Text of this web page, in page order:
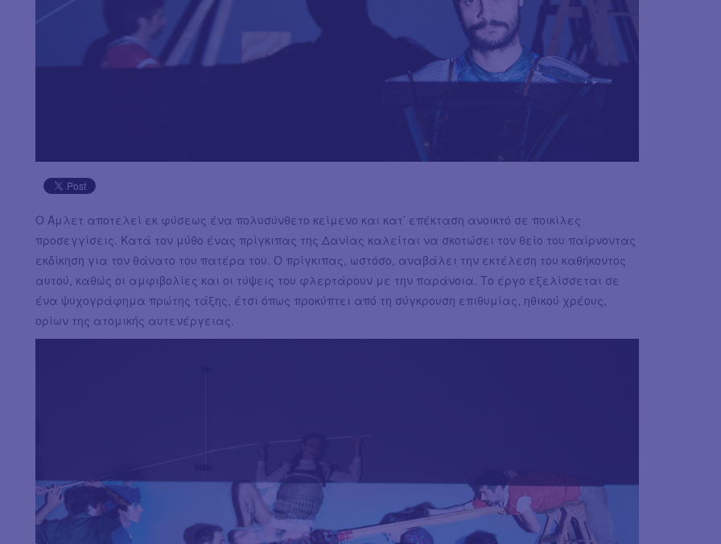
O Άμλετ αποτελεί εκ φύσεως ένα πολυσύνθετο κείμενο και κατ’ επέκταση ανοικτό σε ποικίλες
προσεγγίσεις. Κατά τον μύθο ένας πρίγκιπας της Δανίας καλείται να σκοτώσει τον θείο του παίρνοντας
εκδίκηση για τον θάνατο του πατέρα του. Ο πρίγκιπας, ωστόσο, αναβάλει την εκτέλεση του καθήκοντος
αυτού, καθώς οι αμφιβολίες και οι τύψεις του φλερτάρουν με την παράνοια. Το έργο εξελίσσεται σε
ένα ψυχογράφημα πρώτης τάξης, έτσι όπως προκύπτει από τη σύγκρουση επιθυμίας, ηθικού χρέους,
ορίων της ατομικής αυτενέργειας.